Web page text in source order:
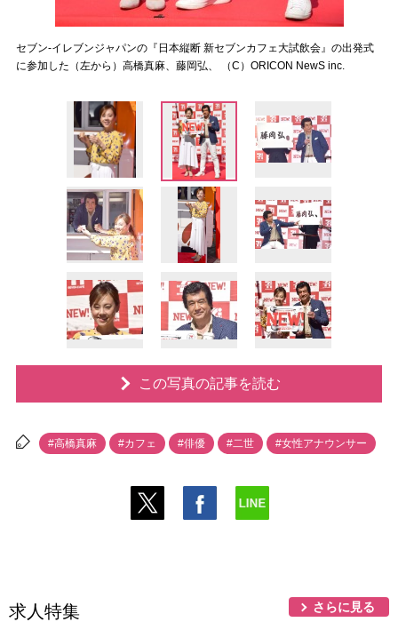
セブン-イレブンジャパンの『日本縦断 新セブンカフェ大試飲会』の出発式
に参加した（左から）高橋真麻、藤岡弘、 （C）ORICON NewS inc.
この写真の記事を読む
#高橋真麻 #カフェ #俳優 #二世 #女性アナウンサー
求人特集 さらに見る